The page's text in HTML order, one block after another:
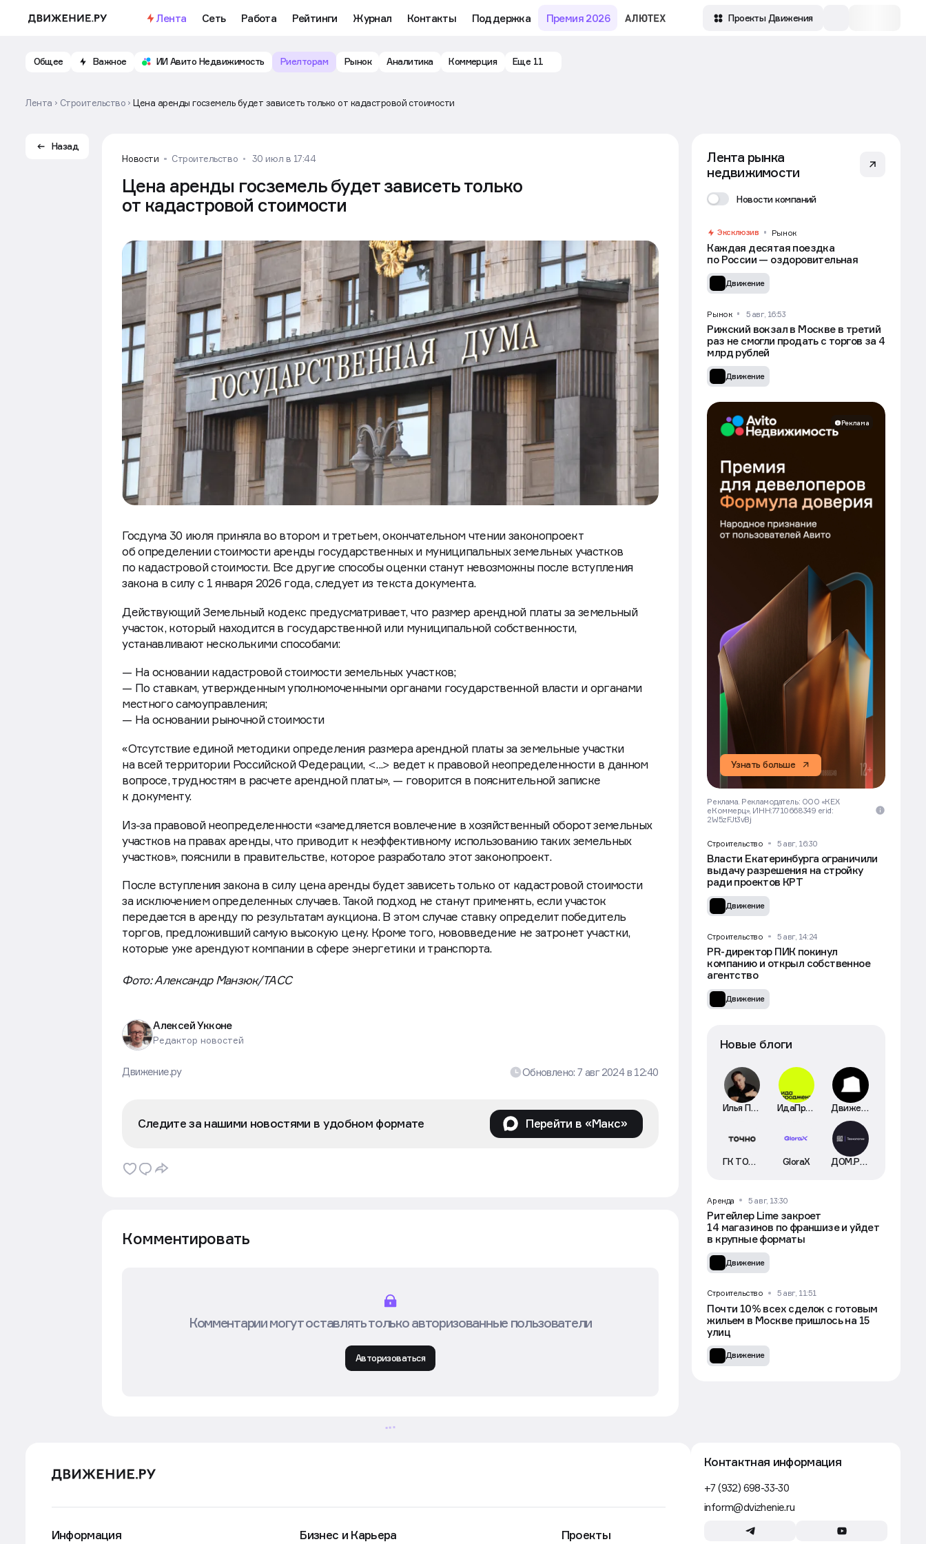
Лента Сеть Работа Рейтинги Журнал Контакты Поддержка Премия 2026 Проекты Движения
Общее Важное ИИ Авито Недвижимость Риелторам Рынок Аналитика Коммерция Еще 11
Лента Строительство Цена аренды госземель будет зависеть только от кадастровой стоимости
Назад
Новости
Строительство 30 июл в 17:44
Цена аренды госземель будет зависеть только
от кадастровой стоимости
Госдума 30 июля приняла во втором и третьем, окончательном чтении законопроект
об определении стоимости аренды государственных и муниципальных земельных участков
по кадастровой стоимости. Все другие способы оценки станут невозможны после вступления
закона в силу с 1 января 2026 года, следует из текста документа.
Действующий Земельный кодекс предусматривает, что размер арендной платы за земельный
участок, который находится в государственной или муниципальной собственности,
устанавливают несколькими способами:
— На основании кадастровой стоимости земельных участков;
— По ставкам, утвержденным уполномоченными органами государственной власти и органами
местного самоуправления;
— На основании рыночной стоимости
«Отсутствие единой методики определения размера арендной платы за земельные участки
на всей территории Российской Федерации, <...> ведет к правовой неопределенности в данном
вопросе, трудностям в расчете арендной платы», — говорится в пояснительной записке
к документу.
Из-за правовой неопределенности «замедляется вовлечение в хозяйственный оборот земельных
участков на правах аренды, что приводит к неэффективному использованию таких земельных
участков», пояснили в правительстве, которое разработало этот законопроект.
После вступления закона в силу цена аренды будет зависеть только от кадастровой стоимости
за исключением определенных случаев. Такой подход не станут применять, если участок
передается в аренду по результатам аукциона. В этом случае ставку определит победитель
торгов, предложивший самую высокую цену. Кроме того, нововведение не затронет участки,
которые уже арендуют компании в сфере энергетики и транспорта.
Фото: Александр Манзюк/ТАСС
Алексей Укконе
Редактор новостей
Движение.ру Обновлено:7 авг 2024в 12:40
Следите за нашими новостями в удобном формате Перейти в «Макс»
Комментировать
Комментарии могут оставлять только авторизованные пользователи
Авторизоваться
Лента рынка
недвижимости
Новости компаний
Эксклюзив Рынок
Каждая десятая поездка
по России — оздоровительная
Движение
Рынок 5 авг, 16:53
Рижский вокзал в Москве в третий
раз не смогли продать с торгов за 4
млрд рублей
Движение
Реклама
Узнать больше
Реклама. Рекламодатель: ООО «КЕХ
еКоммерц», ИНН:7710668349 erid:
2W5zFJt3vBj
Строительство 5 авг, 16:30
Власти Екатеринбурга ограничили
выдачу разрешения на стройку
ради проектов КРТ
Движение
Строительство 5 авг, 14:24
PR-директор ПИК покинул
компанию и открыл собственное
агентство
Движение
Новые блоги
Илья Пискулин ИдаПроджект Движение
ГК ТОЧНО GloraX ДОМ.РФ Технологии
Аренда 5 авг, 13:30
Ритейлер Lime закроет
14 магазинов по франшизе и уйдет
в крупные форматы
Движение
Строительство 5 авг, 11:51
Почти 10% всех сделок с готовым
жильем в Москве пришлось на 15
улиц
Движение
Информация Бизнес и Карьера Проекты
Контактная информация
+7 (932) 698-33-30
inform@dvizhenie.ru